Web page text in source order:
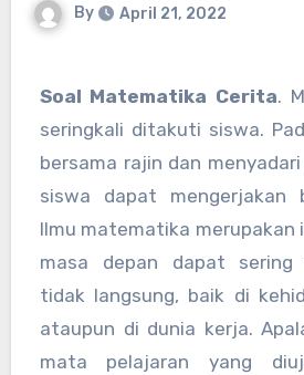
By April 21, 2022
Soal Matematika Cerita.
seringkali ditakuti siswa.
bersama rajin dan
siswa dapat mengerjakan
Ilmu matematika merupakan
masa depan dapat sering
tidak langsung, baik di
ataupun di dunia kerja.
mata pelajaran yang